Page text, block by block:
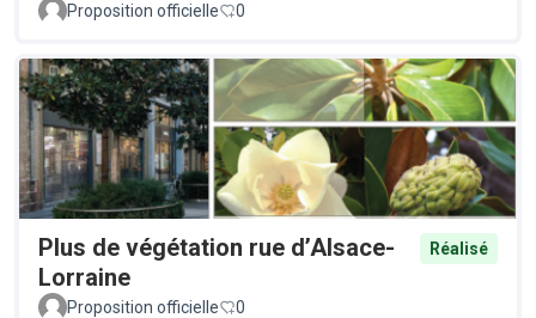
Proposition officielle 0
Plus de végétation rue d’Alsace-
Lorraine
Réalisé
Proposition officielle 0